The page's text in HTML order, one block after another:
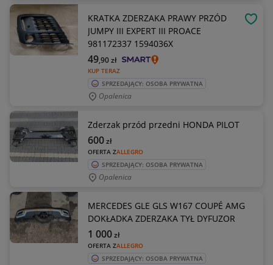
KRATKA ZDERZAKA PRAWY PRZÓD
JUMPY III EXPERT III PROACE
981172337 1594036X
KUP TERAZ
49,90zł
SPRZEDAJĄCY: OSOBA PRYWATNA
Opalenica
Zderzak przód przedni HONDA PILOT
OFERTA ZALLEGRO
600zł
SPRZEDAJĄCY: OSOBA PRYWATNA
Opalenica
MERCEDES GLE GLS W167 COUPÉ AMG
DOKŁADKA ZDERZAKA TYŁ DYFUZOR
OFERTA ZALLEGRO
1 000zł
SPRZEDAJĄCY: OSOBA PRYWATNA